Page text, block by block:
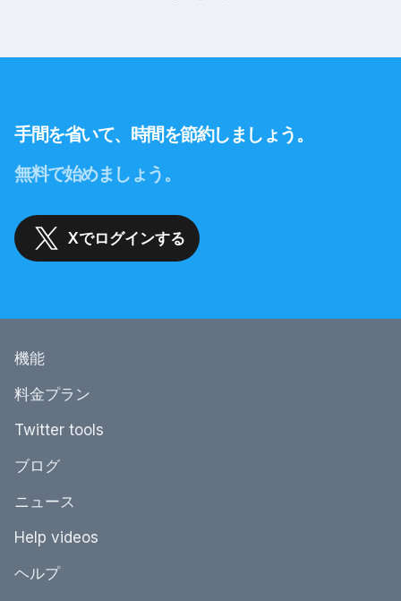
手間を省いて、時間を節約しましょう。
無料で始めましょう。
Xでログインする
機能
料金プラン
Twitter tools
ブログ
ニュース
Help videos
ヘルプ